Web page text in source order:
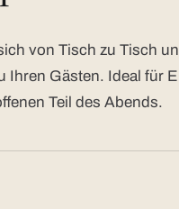
von Tisch zu Tisch
Ihren Gästen. Ideal für
Teil des Abends.